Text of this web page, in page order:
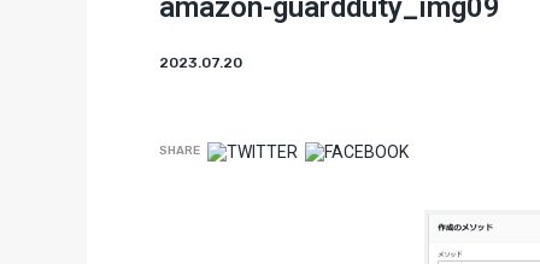
amazon-guardduty_img09
2023.07.20
SHARE